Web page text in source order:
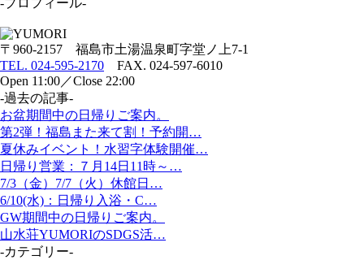
-プロフィール-
〒960-2157 福島市土湯温泉町字堂ノ上7-1
TEL. 024-595-2170
FAX. 024-597-6010
Open 11:00／Close 22:00
-過去の記事-
お盆期間中の日帰りご案内。
第2弾！福島また来て割！予約開…
夏休みイベント！水習字体験開催…
日帰り営業：７月14日11時～…
7/3（金）7/7（火）休館日…
6/10(水)：日帰り入浴・C…
GW期間中の日帰りご案内。
山水荘YUMORIのSDGS活…
-カテゴリー-